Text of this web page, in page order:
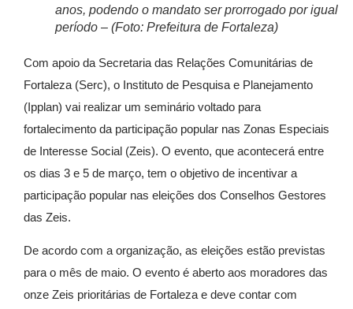
anos, podendo o mandato ser prorrogado por igual
período – (Foto: Prefeitura de Fortaleza)
Com apoio da Secretaria das Relações Comunitárias de
Fortaleza (Serc), o Instituto de Pesquisa e Planejamento
(Ipplan) vai realizar um seminário voltado para
fortalecimento da participação popular nas Zonas Especiais
de Interesse Social (Zeis). O evento, que acontecerá entre
os dias 3 e 5 de março, tem o objetivo de incentivar a
participação popular nas eleições dos Conselhos Gestores
das Zeis.
De acordo com a organização, as eleições estão previstas
para o mês de maio. O evento é aberto aos moradores das
onze Zeis prioritárias de Fortaleza e deve contar com